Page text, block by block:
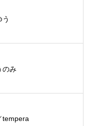
のみ
tempera